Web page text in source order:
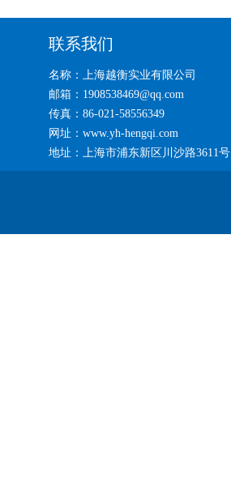
联系我们
名称：上海越衡实业有限公司
邮箱：1908538469@qq.com
传真：86-021-58556349
网址：www.yh-hengqi.com
地址：上海市浦东新区川沙路3611号